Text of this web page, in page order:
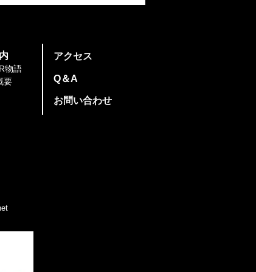
アラ ブレイクミーテ
物語
要
​アクセス
​Q＆A
​お問い合わせ